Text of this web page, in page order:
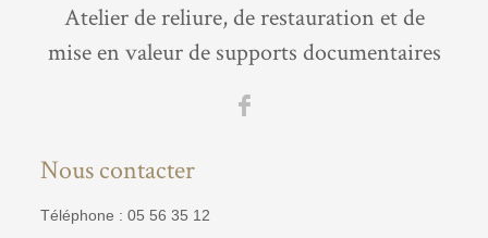
Atelier de reliure, de restauration et de
mise en valeur de supports documentaires
Nous contacter
Téléphone : 05 56 35 12